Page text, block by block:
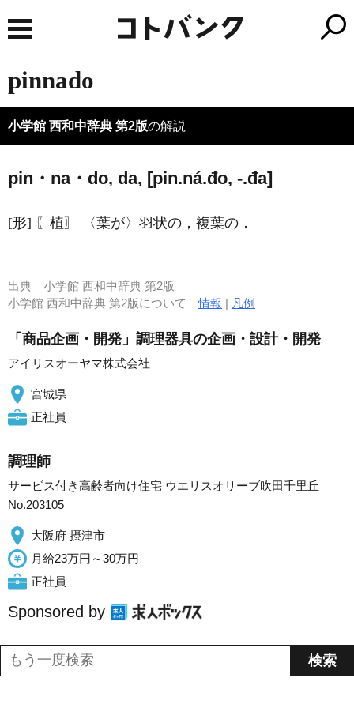
pinnado
小学館 西和中辞典 第2版の解説
pin・na・do, da, [pin.ná.đo, -.đa]
[形] 〖植〗 〈葉が〉羽状の，複葉の．
出典 小学館 西和中辞典 第2版
小学館 西和中辞典 第2版について情報 | 凡例
「商品企画・開発」調理器具の企画・設計・開発
アイリスオーヤマ株式会社
宮城県
正社員
調理師
サービス付き高齢者向け住宅 ウエリスオリーブ吹田千里丘
No.203105
大阪府 摂津市
月給23万円～30万円
正社員
Sponsored by